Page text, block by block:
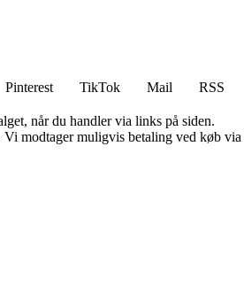
Pinterest TikTok Mail
RSS
når du handler via links på siden.
modtager muligvis betaling ved køb